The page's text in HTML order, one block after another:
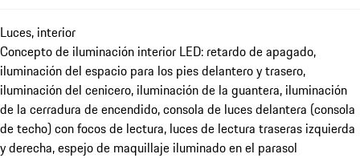
Luces, interior
Concepto de iluminación interior LED: retardo de apagado,
iluminación del espacio para los pies delantero y trasero,
iluminación del cenicero, iluminación de la guantera, iluminación
de la cerradura de encendido, consola de luces delantera (consola
de techo) con focos de lectura, luces de lectura traseras izquierda
y derecha, espejo de maquillaje iluminado en el parasol